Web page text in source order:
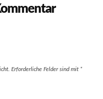
Erforderliche Felder sind mit *